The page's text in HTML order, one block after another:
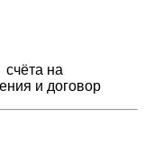
на
и договор